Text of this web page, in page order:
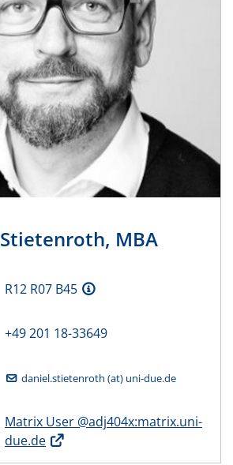
Stietenroth, MBA
R12 R07 B45
+49 201 18-33649
daniel.stietenroth (at) uni-due.de
Matrix User @adj404x:matrix.uni-
due.de